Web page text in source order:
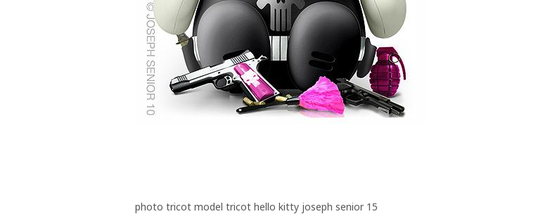
photo tricot model tricot hello kitty joseph senior 15